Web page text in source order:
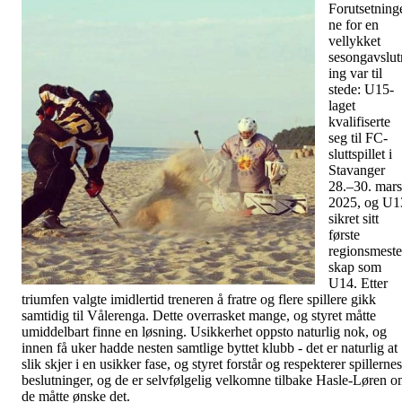
ne for en
vellykket
ing var til
stede: U15-
laget
kvalifiserte
seg til FC-
sluttspillet i
Stavanger
28.–30. mars
2025, og
sikret sitt
første
skap som
U14. Etter
triumfen valgte imidlertid treneren å fratre og flere spillere gikk
samtidig til Vålerenga. Dette overrasket mange, og styret måtte
umiddelbart finne en løsning. Usikkerhet oppsto naturlig nok, og
innen få uker hadde nesten samtlige byttet klubb - det er naturlig at
slik skjer i en usikker fase, og styret forstår og respekterer spillernes
beslutninger, og de er selvfølgelig velkomne tilbake Hasle-Løren
de måtte ønske det.